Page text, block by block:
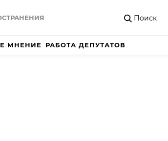
Поиск
МНЕНИЕ РАБОТА ДЕПУТАТОВ